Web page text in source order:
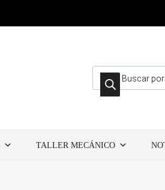
Búsqueda de
TALLER MECÁNICO